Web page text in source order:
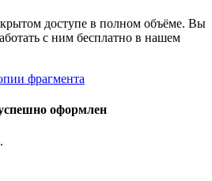
доступе в полном объёме. Вы
с ним бесплатно в нашем
фрагмента
оформлен